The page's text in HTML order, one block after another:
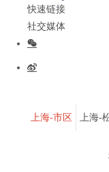
快速链接
社交媒体
上海-市区 上海-